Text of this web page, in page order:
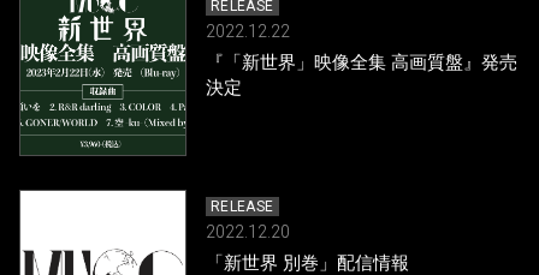
RELEASE
2022.12.22
『「新世界」映像全集 高画質盤』発売
決定
RELEASE
2022.12.20
「新世界 別巻」配信情報